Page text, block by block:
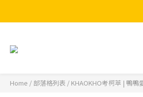
Home / 部落格列表 / KHAOKHO考柯萃 | 鴨